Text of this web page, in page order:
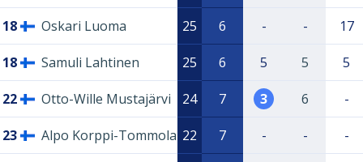
18 Oskari Luoma 25 6 - - 17
18 Samuli Lahtinen 25 6 5 5 5
22 Otto-Wille Mustajärvi 24 7 3 6 -
23 Alpo Korppi-Tommola 22 7 - - -